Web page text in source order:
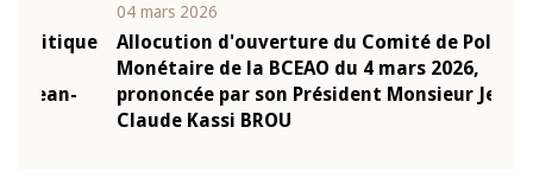
04 mars 2026
Allocution d'ouverture du Comité de Politique
Monétaire de la BCEAO du 4 mars 2026,
prononcée par son Président Monsieur Jean-
Claude Kassi BROU